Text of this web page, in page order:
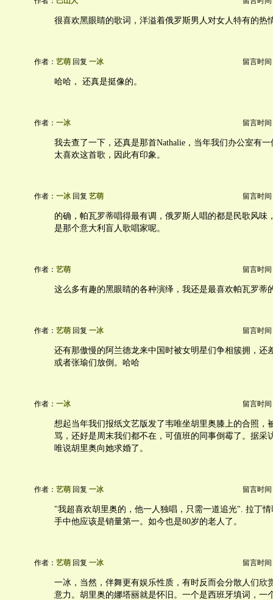
很喜欢黑眼睛的歌词，洋溢着俄罗斯男人对女人特有的热
作者： 艺萌 回复 一冰 留言时间
哈哈， 还真是挺像的。
作者： 一冰 留言时间
我去查了一下，还真是那首Nathalie，当年我们办公室有
太喜欢这首歌，因此有印象。
作者： 一冰 回复 艺萌 留言时间
的确，帕瓦罗蒂唱得最有调，俄罗斯人唱的都是民歌风味
是那个意大利盲人歌唱家呢。
作者： 艺萌 留言时间
这么多有趣的黑眼睛的各种演绎，我还是最喜欢帕瓦罗蒂
作者： 艺萌 回复 一冰 留言时间
还有那傲慢的阿兰德龙来中国时被女明星们争相簇拥，还
或者张瑜们放倒。哈哈
作者： 一冰 留言时间
想起当年我们报纸文艺版发了韦唯坐胡里奥膝上的合照，
骂，还好是周末我们都不在，可值班的同事倒霉了。据采
唯说胡里奥向她求婚了。
作者： 艺萌 回复 一冰 留言时间
"我超喜欢胡里奥的，他一人独唱，只需一道追光". 拉丁
手中他应该是销量第一。如今也是80岁的老人了。
作者： 艺萌 回复 一冰 留言时间
一冰，当然，伴舞更有娱乐性质，有时反而会分散人们欣
意力。胡里奥的娜塔丽就是怀旧。一个是西班牙填词，一